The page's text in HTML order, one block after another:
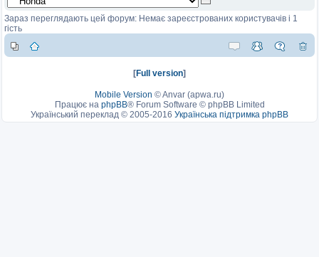
Зараз переглядають цей форум: Немає зареєстрованих користувачів і 1
гість
[Full version]
Mobile Version ©Anvar (apwa.ru)
Працює на phpBB® Forum Software © phpBB Limited
Український переклад © 2005-2016 Українська підтримка phpBB